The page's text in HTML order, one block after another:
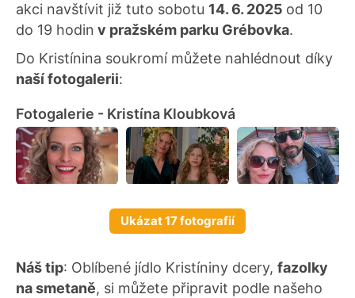
akci navštívit již tuto sobotu 14. 6. 2025 od 10
do 19 hodin v pražském parku Grébovka.
Do Kristínina soukromí můžete nahlédnout díky
naší fotogalerii:
Fotogalerie - Kristína Kloubková
Ukázat 17 fotografií
Náš tip: Oblíbené jídlo Kristíniny dcery, fazolky
na smetaně, si můžete připravit podle našeho